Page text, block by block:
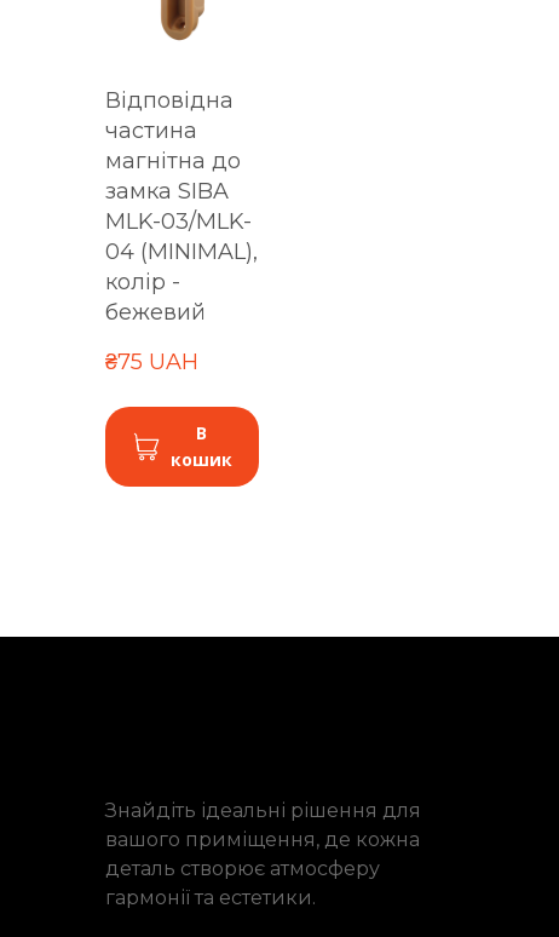
Відповідна
частина
магнітна до
замка SIBA
MLK-03/MLK-
04 (MINIMAL),
колір -
бежевий
₴75 UAH
В
кошик
Знайдіть ідеальні рішення для
вашого приміщення, де кожна
деталь створює атмосферу
гармонії та естетики.